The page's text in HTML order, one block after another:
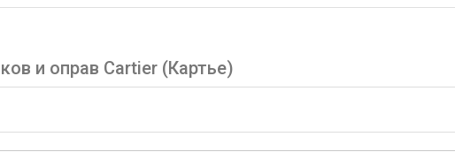
и оправ Cartier (Картье)